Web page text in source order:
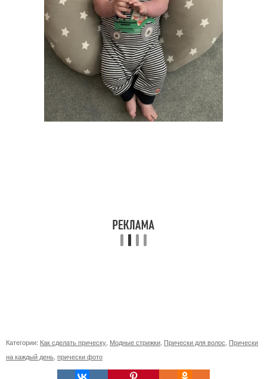
Категории: Как сделать прическу Модные стрижки Прически для волос Прически
на каждый день прически фото